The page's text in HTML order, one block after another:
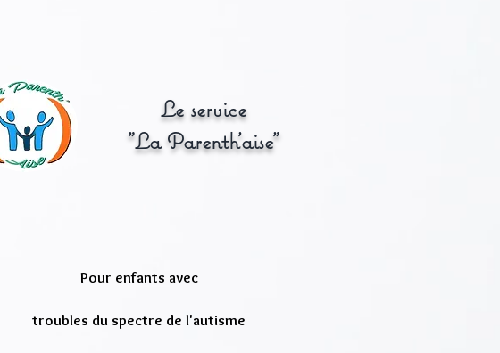
Le service
"La Parenth'aise"
Pour enfants avec
troubles du spectre de l'autisme